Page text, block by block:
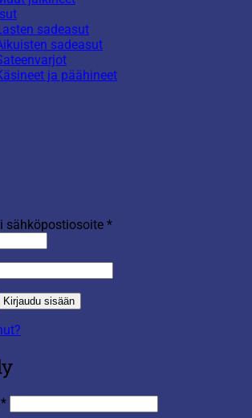
sadeasut
sadeasut
ja päähineet
sähköpostiosoite *Vaaditaan
Kirjaudu sisään
*Vaaditaan